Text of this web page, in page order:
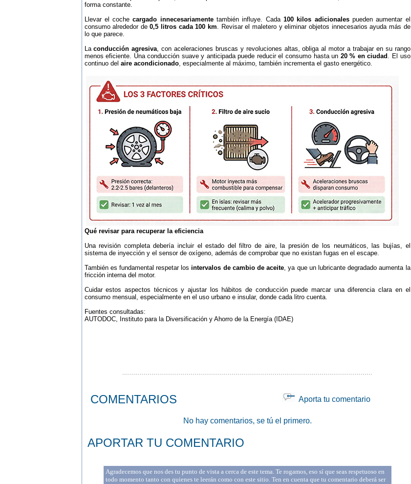
forma constante.
Llevar el cochecargado innecesariamentetambién influye. Cada 100 kilos adicionalespueden aumentar el
consumo alrededor de0,5 litros cada 100 km. Revisar el maletero y eliminar objetos innecesarios ayuda más de
lo que parece.
Laconducción agresiva, con aceleraciones bruscas y revoluciones altas, obliga al motor a trabajar en su rango
menos eficiente. Una conducción suave y anticipada puede reducir el consumo hasta un 20 % en ciudad . El uso
continuo del aire acondicionado, especialmente al máximo, también incrementa el gasto energético.
Qué revisar para recuperar la eficiencia
Una revisión completa debería incluir el estado del filtro de aire, la presión de los neumáticos, las bujías, el
sistema de inyección y el sensor de oxígeno, además de comprobar que no existan fugas en el escape.
También es fundamental respetar losintervalos de cambio de aceite, ya que un lubricante degradado aumenta la
fricción interna del motor.
Cuidar estos aspectos técnicos y ajustar los hábitos de conducción puede marcar una diferencia clara en el
consumo mensual, especialmente en el uso urbano e insular, donde cada litro cuenta.
Fuentes consultadas:
AUTODOC, Instituto para la Diversificación y Ahorro de la Energía (IDAE)
................................................................................................................................
COMENTARIOS Aporta tu comentario
No hay comentarios, se tú el primero.
APORTAR TU COMENTARIO
Agradecemos que nos des tu punto de vista a cerca de este tema. Te rogamos, eso sí que seas respetuoso en
todo momento tanto con quienes te leerán como con este sitio. Ten en cuenta que tu comentario deberá ser